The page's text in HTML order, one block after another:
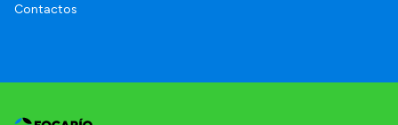
Contactos